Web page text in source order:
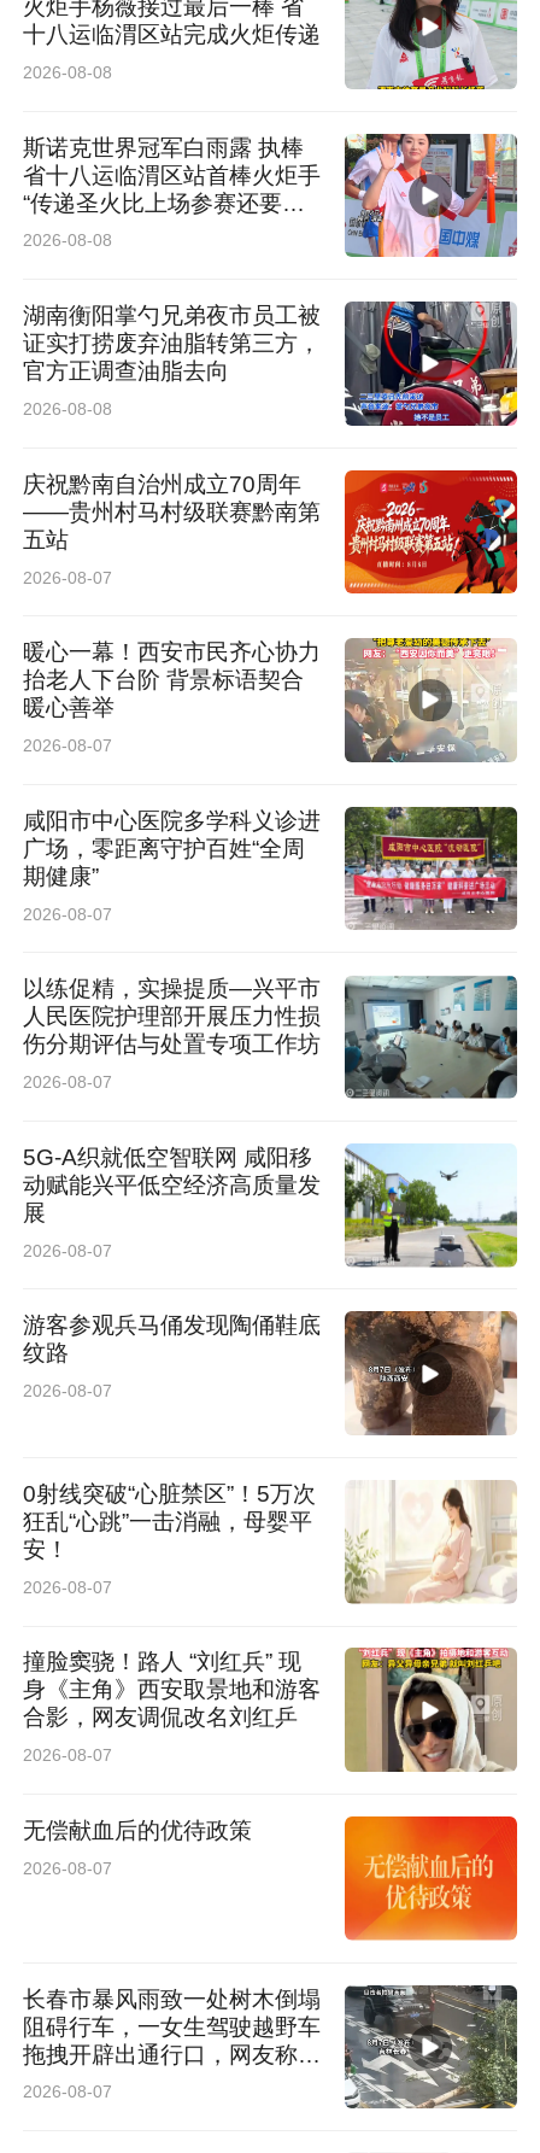
派出所核实，但他多次拨打派出所电话均无人接
听，最终只能抱着试探的心态下楼。
“电梯门刚一开，我人还没出去，王某就朝着我鼻
子打了一拳，当时鼻子就流血了。”小赵回忆，随
后王某对他全身进行殴打，同行人员拍摄施暴视
他跪地喊自己“爸爸”，并叫嚣：“你不是喜欢报警
吗？继续报啊！”
过，周边也未覆盖监控设备。事后小赵拍摄的现
场视频显示，其鼻孔、嘴部流血，全身衣物沾满
血迹。
被打者出院后暂住西安
他便前往西安休养，至今已居住20余天。
据小赵介绍，他小学时曾遭遇老师体罚，留下心
碍。事发后，案发画面、施暴者样貌反复在脑海
中浮现，难以平复。目前依靠药物治疗，身体状
态稍有平稳，但心理阴影仍未消除。
小赵坦言，如今在路上看到体型、身形与王某相
近的路人，都会瞬间紧张、心生恐惧。长期的心
理创伤让他彻夜难眠，常常失眠到次日上午10点
录，他匆匆赶回派出所完成笔录后，立刻返回西
安。
感，主动请求带他离开运城前往西安接受心理治
疗。目前西安当地医院建议弟弟立即住院干预，
但父亲已预约上海专业心理医生，因医生近期外
出参会，档期未定，姐弟二人目前在西安一边药
物治疗、一边等待档期，后续将直接从西安前往
上海接受治疗。
期待法律公正裁决
6月19日，小赵向记者透露，其住院治疗期间，
王某家人曾到医院探望。王某父亲在他病床的枕
头下放了1200元，王某母亲也曾口头表示“都是
阿姨没管好他”，但截至目前，王某本人始终未当
火炬手杨薇接过最后一棒 省
十八运临渭区站完成火炬传递
2026-08-08
斯诺克世界冠军白雨露 执棒
省十八运临渭区站首棒火炬手
“传递圣火比上场参赛还要紧
张”
2026-08-08
湖南衡阳掌勺兄弟夜市员工被
证实打捞废弃油脂转第三方，
官方正调查油脂去向
2026-08-08
庆祝黔南自治州成立70周年
——贵州村马村级联赛黔南第
五站
2026-08-07
暖心一幕！西安市民齐心协力
抬老人下台阶 背景标语契合
暖心善举
2026-08-07
咸阳市中心医院多学科义诊进
广场，零距离守护百姓“全周
期健康”
2026-08-07
以练促精，实操提质—兴平市
人民医院护理部开展压力性损
伤分期评估与处置专项工作坊
2026-08-07
5G-A织就低空智联网 咸阳移
动赋能兴平低空经济高质量发
展
2026-08-07
游客参观兵马俑发现陶俑鞋底
纹路
2026-08-07
0射线突破“心脏禁区”！5万次
狂乱“心跳”一击消融，母婴平
安！
2026-08-07
撞脸窦骁！路人 “刘红兵” 现
身《主角》西安取景地和游客
合影，网友调侃改名刘红乒
2026-08-07
无偿献血后的优待政策
2026-08-07
长春市暴风雨致一处树木倒塌
阻碍行车，一女生驾驶越野车
拖拽开辟出通行口，网友称赞
女司机拖拽时放缆旗还慢速！
2026-08-07